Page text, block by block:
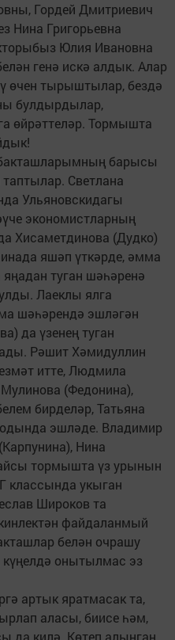
Гордей Дмитриевич
Нина Григорьевна
Юлия Ивановна
генә искә алдык. Алар
өчен тырыштылар, бездә
булдырдылар,
өйрәттеләр. Тормышта
барысы
Светлана
Ульяновскидагы
экономистларның
Хисаметдинова (Дудко)
яшәп үткәрде, әмма
туган шәһәренә
Лаеклы ялга
шәһәрендә эшләгән
да үзенең туган
Рәшит Хәмидуллин
итте, Людмила
(Федонина),
бирделәр, Татьяна
эшләде. Владимир
Нина
тормышта үз урынын
классында укыган
Широков та
файдаланмый
белән очрашу
күңелдә онытылмас эз
артык яратмасак та,
аласы, биисе һәм,
да килә. Көтеп алынган